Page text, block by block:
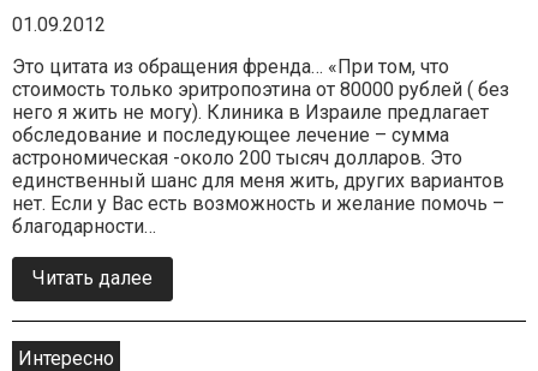
01.09.2012
Это цитата из обращения френда… «При том, что
стоимость только эритропоэтина от 80000 рублей ( без
него я жить не могу). Клиника в Израиле предлагает
обследование и последующее лечение – сумма
астрономическая -около 200 тысяч долларов. Это
единственный шанс для меня жить, других вариантов
нет. Если у Вас есть возможность и желание помочь –
благодарности…
Читать далее
нас
Право
Интересно